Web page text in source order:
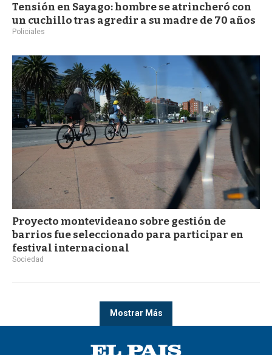
Tensión en Sayago: hombre se atrincheró con
un cuchillo tras agredir a su madre de 70 años
Policiales
Proyecto montevideano sobre gestión de
barrios fue seleccionado para participar en
festival internacional
Sociedad
Mostrar Más